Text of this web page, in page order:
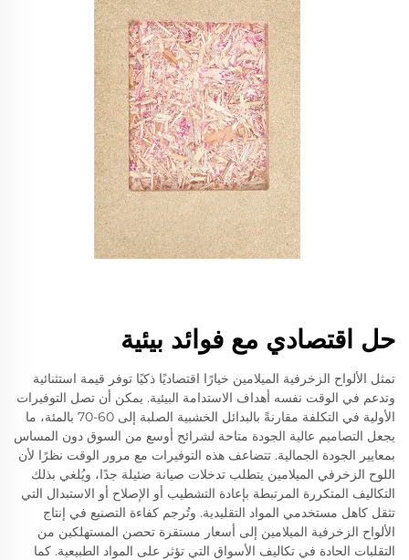
حل اقتصادي مع فوائد بيئية
تمثل الألواح الزخرفية الميلامين خيارًا اقتصاديًا ذكيًا توفر قيمة استثنائية
وتدعم في الوقت نفسه أهداف الاستدامة البيئية. يمكن أن تصل التوفيرات
الأولية في التكلفة مقارنةً بالبدائل الخشبية الصلبة إلى 60-70 بالمئة، ما
يجعل التصاميم عالية الجودة متاحة لشرائح أوسع من السوق دون المساس
بمعايير الجودة الجمالية. تتضاعف هذه التوفيرات مع مرور الوقت نظرًا لأن
اللوح الزخرفي الميلامين يتطلب تدخلات صيانة ضئيلة جدًا، ويُلغي بذلك
التكاليف المتكررة المرتبطة بإعادة التشطيب أو الإصلاح أو الاستبدال التي
تثقل كاهل مستخدمي المواد التقليدية. وتُرجم كفاءة التصنيع في إنتاج
الألواح الزخرفية الميلامين إلى أسعار مستقرة تحصن المستهلكين من
التقلبات الحادة في تكاليف الأسواق التي تؤثر على المواد الطبيعية. كما